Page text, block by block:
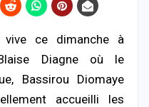
vive ce dimanche à
Diagneoù le
Bassirou Diomaye
accueilli les